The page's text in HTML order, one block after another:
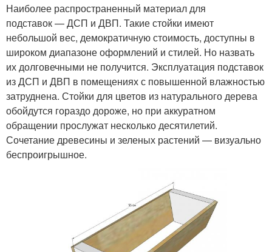
Наиболее распространенный материал для
подставок — ДСП и ДВП. Такие стойки имеют
небольшой вес, демократичную стоимость, доступны в
широком диапазоне оформлений и стилей. Но назвать
их долговечными не получится. Эксплуатация подставок
из ДСП и ДВП в помещениях с повышенной влажностью
затруднена. Стойки для цветов из натурального дерева
обойдутся гораздо дороже, но при аккуратном
обращении прослужат несколько десятилетий.
Сочетание древесины и зеленых растений — визуально
беспроигрышное.